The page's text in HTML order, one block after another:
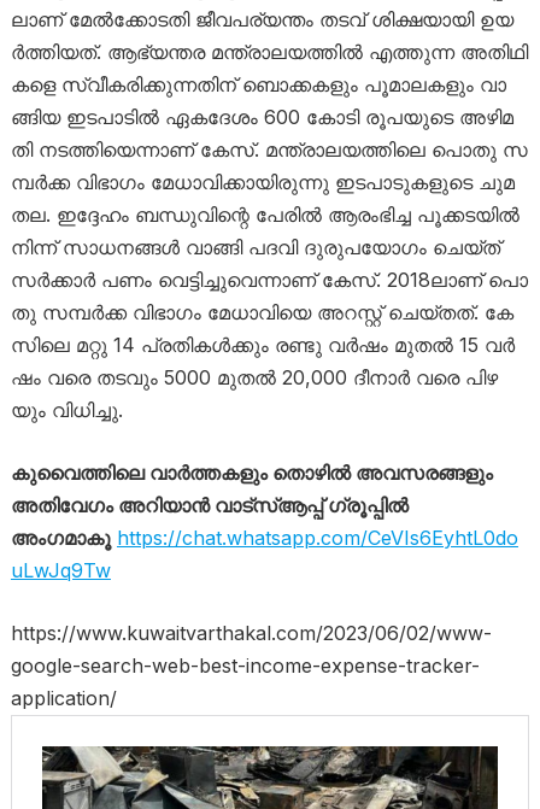
ലാ​ണ് മേ​ൽക്കോ​ട​തി ജീ​വ​പ​ര്യ​ന്തം ത​ട​വ് ശി​ക്ഷ​യാ​യി ഉ​യ​
ർത്തി​യ​ത്. ആ​ഭ്യ​ന്ത​ര മ​ന്ത്രാ​ല​യ​ത്തി​ൽ എ​ത്തു​ന്ന അ​തി​ഥി​
ക​ളെ സ്വീ​ക​രി​ക്കു​ന്ന​തി​ന് ബൊ​ക്ക​ക​ളും പൂ​മാ​ല​ക​ളും വാ​
ങ്ങി​യ ഇ​ട​പാ​ടി​ൽ ഏ​ക​ദേ​ശം 600 കോ​ടി രൂ​പ​യു​ടെ അ​ഴി​മ​
തി ന​ട​ത്തി​യെ​ന്നാ​ണ് കേ​സ്. മ​ന്ത്രാ​ല​യ​ത്തി​ലെ പൊ​തു സ​
മ്പ​ർ​ക്ക വി​ഭാ​ഗം മേ​ധാ​വി​ക്കാ​യി​രു​ന്നു ഇ​ട​പാ​ടു​ക​ളു​ടെ ചു​മ​
ത​ല. ഇ​ദ്ദേ​ഹം ബ​ന്ധു​വി​ന്റെ പേ​രി​ൽ ആ​രം​ഭി​ച്ച പൂ​ക്ക​ട​യി​ൽ​
നി​ന്ന് സാ​ധ​ന​ങ്ങ​ൾ വാ​ങ്ങി പ​ദ​വി ദു​രു​പ​യോ​ഗം ചെ​യ്ത്
സ​ർ​ക്കാ​ർ പ​ണം വെ​ട്ടി​ച്ചു​വെ​ന്നാ​ണ് കേ​സ്‌. 2018ലാ​ണ് പൊ​
തു സ​മ്പ​ർ​ക്ക വി​ഭാ​ഗം മേ​ധാ​വി​യെ അ​റ​സ്റ്റ് ചെ​യ്ത​ത്. കേ​
സി​ലെ മ​റ്റു 14 പ്ര​തി​ക​ൾ​ക്കും ര​ണ്ടു വ​ർ​ഷം മു​ത​ൽ 15 വ​ർ​
ഷം വ​രെ ത​ട​വും 5000 മു​ത​ൽ 20,000 ദീ​നാ​ർ വ​രെ പി​ഴ​
യും വി​ധി​ച്ചു.
കുവൈത്തിലെ വാർത്തകളും തൊഴിൽ അവസരങ്ങളും
അതിവേഗം അറിയാൻ വാട്സ്ആപ്പ് ഗ്രൂപ്പിൽ
അംഗമാകൂ https://chat.whatsapp.com/CeVIs6EyhtL0do
uLwJq9Tw
https://www.kuwaitvarthakal.com/2023/06/02/www-
google-search-web-best-income-expense-tracker-
application/